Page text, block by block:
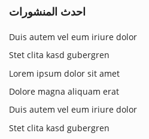
احدث المنشورات
Duis autem vel eum iriure dolor
Stet clita kasd gubergren
Lorem ipsum dolor sit amet
Dolore magna aliquam erat
Duis autem vel eum iriure dolor
Stet clita kasd gubergren